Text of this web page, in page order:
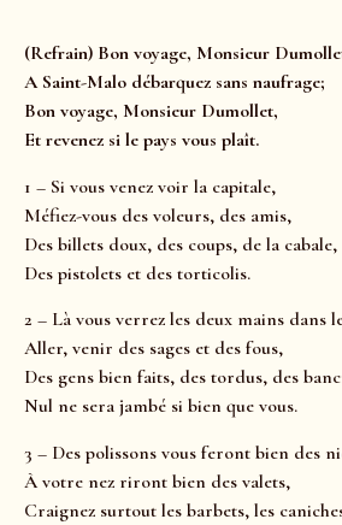
(Refrain) Bon voyage, Monsieur
A Saint-Malo débarquez sans naufrage;
Bon voyage, Monsieur Dumollet,
Et revenez si le pays vous plaît.
1 – Si vous venez voir la capitale,
Méfiez-vous des voleurs, des amis,
Des billets doux, des coups, de la cabale,
Des pistolets et des torticolis.
2 – Là vous verrez les deux mains dans
Aller, venir des sages et des fous,
Des gens bien faits, des tordus, des
Nul ne sera jambé si bien que vous.
3 – Des polissons vous feront bien des
À votre nez riront bien des valets,
Craignez surtout les barbets, les